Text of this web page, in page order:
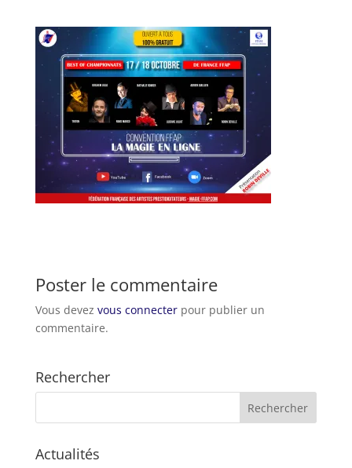
Poster le commentaire
Vous devez vous connecterpour publier un
commentaire.
Rechercher
Actualités